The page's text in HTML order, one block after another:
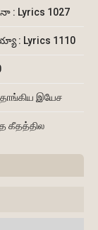
: Lyrics 1027
: Lyrics 1110
இயேச
கீதத்தில